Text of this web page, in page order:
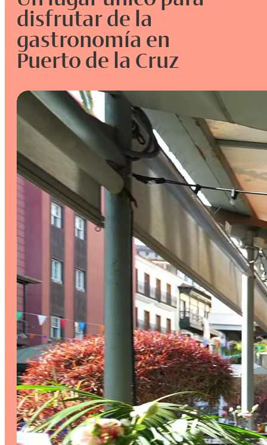
disfrutar de la
gastronomía en
Puerto de la Cruz